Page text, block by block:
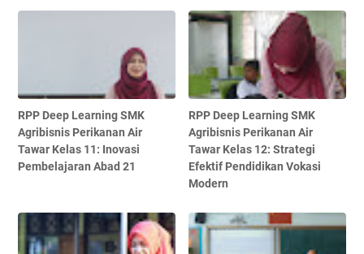
RPP Deep Learning SMK
Agribisnis Perikanan Air
Tawar Kelas 11: Inovasi
Pembelajaran Abad 21
RPP Deep Learning SMK
Agribisnis Perikanan Air
Tawar Kelas 12: Strategi
Efektif Pendidikan Vokasi
Modern